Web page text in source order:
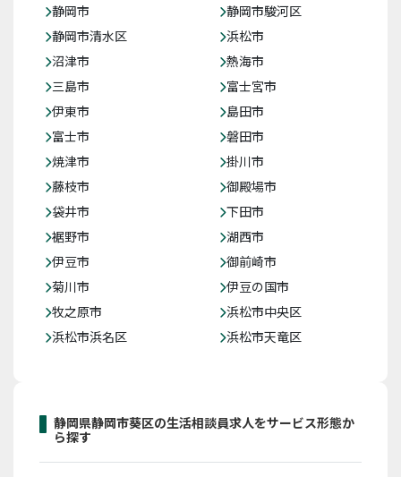
静岡市
静岡市駿河区
静岡市清水区
浜松市
沼津市
熱海市
三島市
富士宮市
伊東市
島田市
富士市
磐田市
焼津市
掛川市
藤枝市
御殿場市
袋井市
下田市
裾野市
湖西市
伊豆市
御前崎市
菊川市
伊豆の国市
牧之原市
浜松市中央区
浜松市浜名区
浜松市天竜区
静岡県静岡市葵区の生活相談員求人をサービス形態か
ら探す